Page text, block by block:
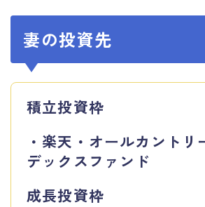
妻の投資先
積立投資枠
・楽天・オールカントリ
デックスファンド
成長投資枠